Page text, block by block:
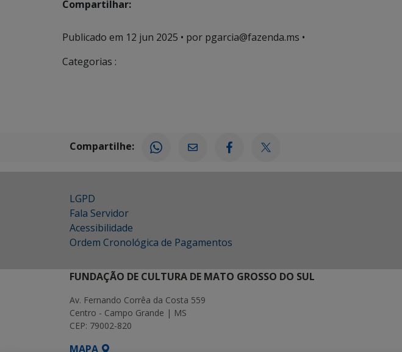
Compartilhar:
Publicado em 12 jun 2025 • por pgarcia@fazenda.ms •
Categorias :
Compartilhe:
LGPD
Fala Servidor
Acessibilidade
Ordem Cronológica de Pagamentos
FUNDAÇÃO DE CULTURA DE MATO GROSSO DO SUL
Av. Fernando Corrêa da Costa 559
Centro - Campo Grande | MS
CEP: 79002-820
MAPA